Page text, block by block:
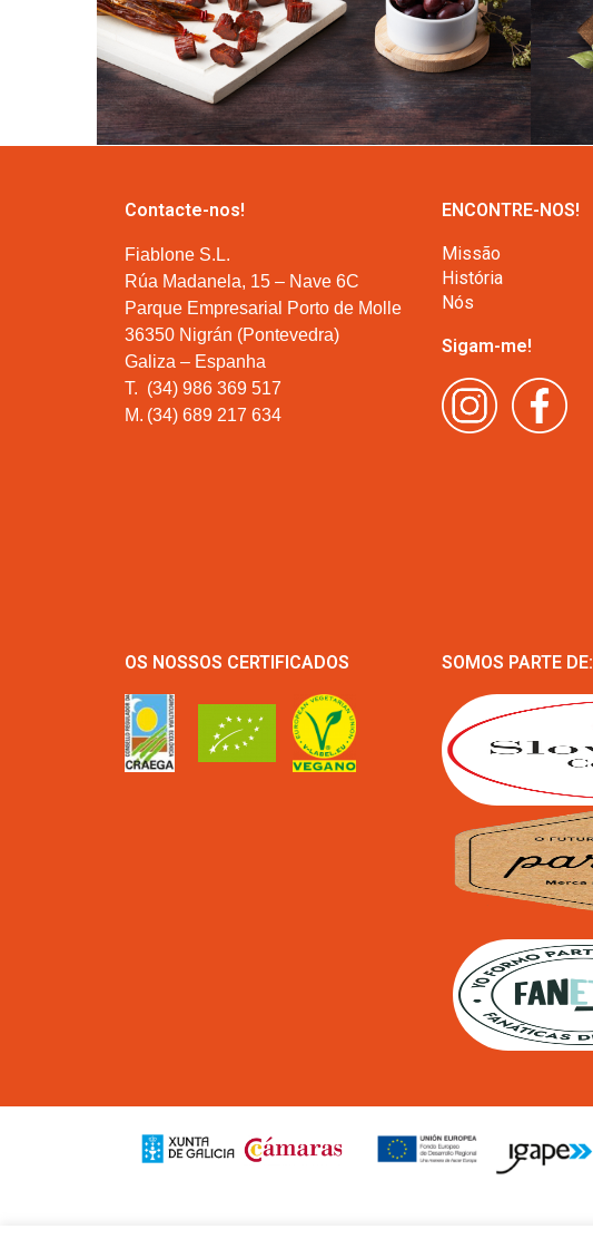
Contacte-nos!
Fiablone S.L.
Rúa Madanela, 15 – Nave 6C
Parque Empresarial Porto de Molle
36350 Nigrán (Pontevedra)
Galiza – Espanha
T. (34) 986 369 517
M. (34) 689 217 634
ENCONTRE-NOS!
Missão
História
Nós
Sigam-me!
OS NOSSOS CERTIFICADOS SOMOS PARTE DE: